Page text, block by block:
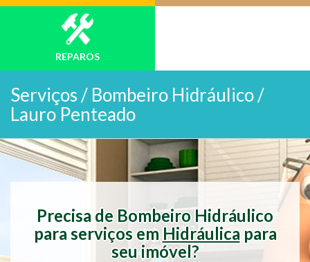
REPAROS
Serviços / Bombeiro Hidráulico /
Lauro Penteado
Precisa de Bombeiro Hidráulico
para serviços emHidráulica para
seu imóvel?